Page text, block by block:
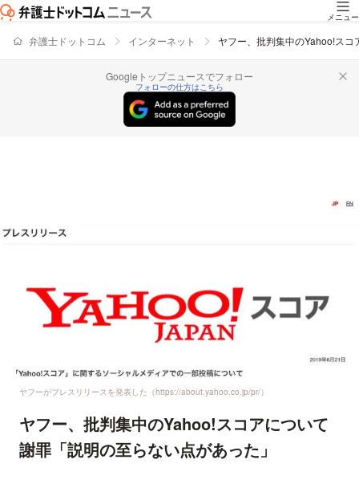
メニュー
弁護士ドットコム インターネット ヤフー、批判集中のYahoo!ス
Googleトップニュースでフォロー
フォローの仕方はこちら
ヤフーがプレスリリースを発表した（https://about.yahoo.co.jp/pr/）
ヤフー、批判集中のYahoo!スコアについて
謝罪「説明の至らない点があった」